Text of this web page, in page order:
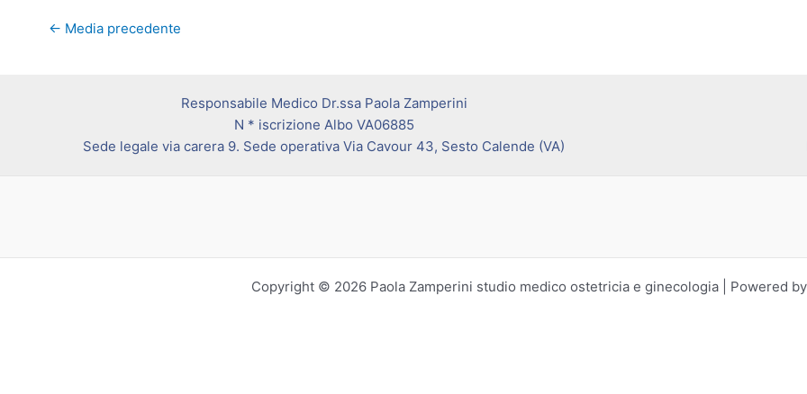
← Media precedente
Responsabile Medico Dr.ssa Paola Zamperini
N * iscrizione Albo VA06885
Sede legale via carera 9. Sede operativa Via Cavour 43, Sesto Calende (VA)
Copyright © 2026 Paola Zamperini studio medico ostetricia e ginecologia | Powered by